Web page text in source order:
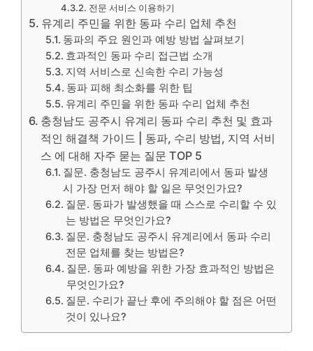
전문 서비스 이용하기
유계리 주민을 위한 동파 수리 업체 추천
동파의 주요 원인과 예방 방법 살펴보기
효과적인 동파 수리 접근법 소개
지역 서비스로 신속한 수리 가능성
동파 피해 최소화를 위한 팁
유계리 주민을 위한 동파 수리 업체 추천
충청남도 공주시 유계리 동파 수리 추천 및 효과
적인 해결책 가이드 | 동파, 수리 방법, 지역 서비
스 에 대해 자주 묻는 질문 TOP 5
질문. 충청남도 공주시 유계리에서 동파 발생
시 가장 먼저 해야 할 일은 무엇인가요?
질문. 동파가 발생했을 때 스스로 수리할 수 있
는 방법은 무엇인가요?
질문. 충청남도 공주시 유계리에서 동파 수리
전문 업체를 찾는 방법은?
질문. 동파 예방을 위한 가장 효과적인 방법은
무엇인가요?
질문. 수리가 끝난 후에 주의해야 할 점은 어떤
것이 있나요?